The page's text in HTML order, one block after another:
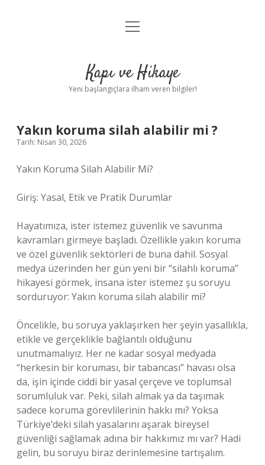
Anasayfa
Yasal Uyarı
menüyü
Kapı ve Hikaye
Yeni başlangıçlara ilham veren bilgiler!
Yakın koruma silah alabilir mi ?
Tarih: Nisan 30, 2026
Yakın Koruma Silah Alabilir Mi?
Giriş: Yasal, Etik ve Pratik Durumlar
Hayatımıza, ister istemez güvenlik ve savunma
kavramları girmeye başladı. Özellikle yakın koruma
ve özel güvenlik sektörleri de buna dahil. Sosyal
medya üzerinden her gün yeni bir “silahlı koruma”
hikayesi görmek, insana ister istemez şu soruyu
sorduruyor: Yakın koruma silah alabilir mi?
Öncelikle, bu soruya yaklaşırken her şeyin yasallıkla,
etikle ve gerçeklikle bağlantılı olduğunu
unutmamalıyız. Her ne kadar sosyal medyada
“herkesin bir koruması, bir tabancası” havası olsa
da, işin içinde ciddi bir yasal çerçeve ve toplumsal
sorumluluk var. Peki, silah almak ya da taşımak
sadece koruma görevlilerinin hakkı mı? Yoksa
Türkiye’deki silah yasalarını aşarak bireysel
güvenliği sağlamak adına bir hakkımız mı var? Hadi
gelin, bu soruyu biraz derinlemesine tartışalım.